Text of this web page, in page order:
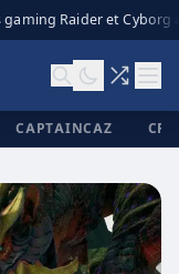
Raider et Cyborg
CAPTAINCAZ